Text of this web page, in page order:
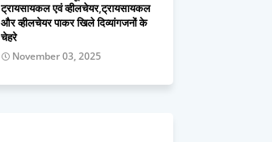
ट्रायसायकल एवं व्हीलचेयर,ट्रायसायकल
और व्हीलचेयर पाकर खिले दिव्यांगजनों के
चेहरे
November 03, 2025